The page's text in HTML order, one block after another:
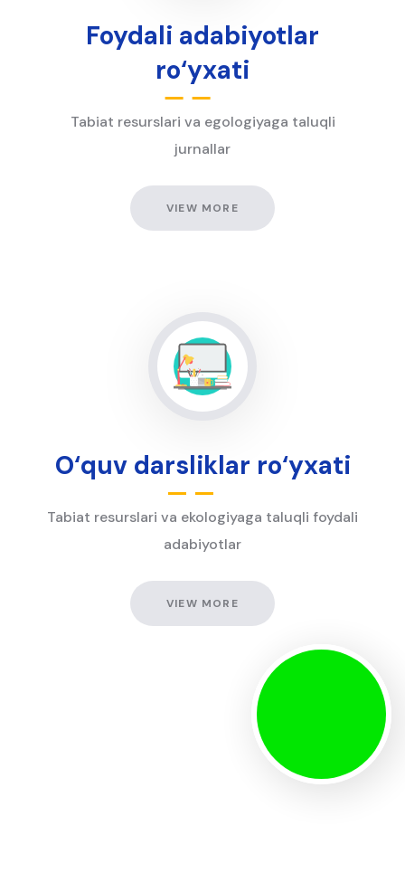
Foydali adabiyotlar
ro‘yxati
Tabiat resurslari va egologiyaga taluqli
jurnallar
VIEW MORE
O‘quv darsliklar ro‘yxati
Tabiat resurslari va ekologiyaga taluqli foydali
adabiyotlar
VIEW MORE